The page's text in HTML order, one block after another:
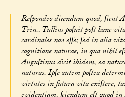
Reſpondeo dicendum quod,
Trin., Tullius poſuit poſt hanc
cardinales non eſſe; ſed in alia vita
cognitione naturae, in qua nihil
Auguſtinus dicit ibidem, ea
naturas. Ipſe autem poſtea
virtutes in futura vita exiſtere,